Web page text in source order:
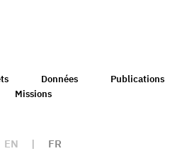
Données
Publications
Missions
EN | FR